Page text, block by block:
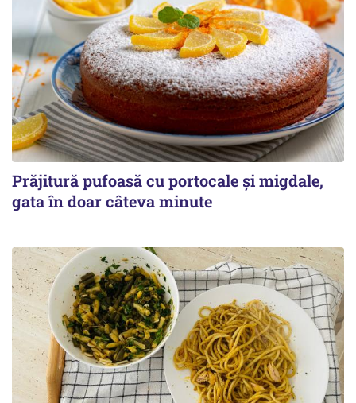
Prăjitură pufoasă cu portocale și migdale,
gata în doar câteva minute